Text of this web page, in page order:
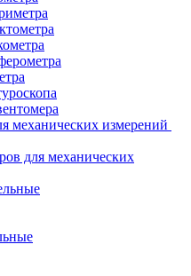
механических измерений
для механических